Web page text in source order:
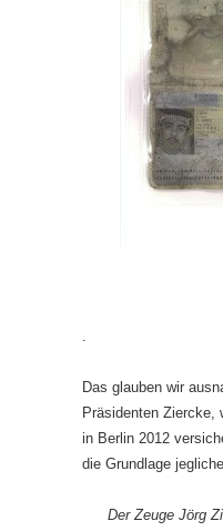
.
Das glauben wir
Präsidenten Ziercke,
in Berlin 2012
die Grundlage
Der Zeuge Jörg